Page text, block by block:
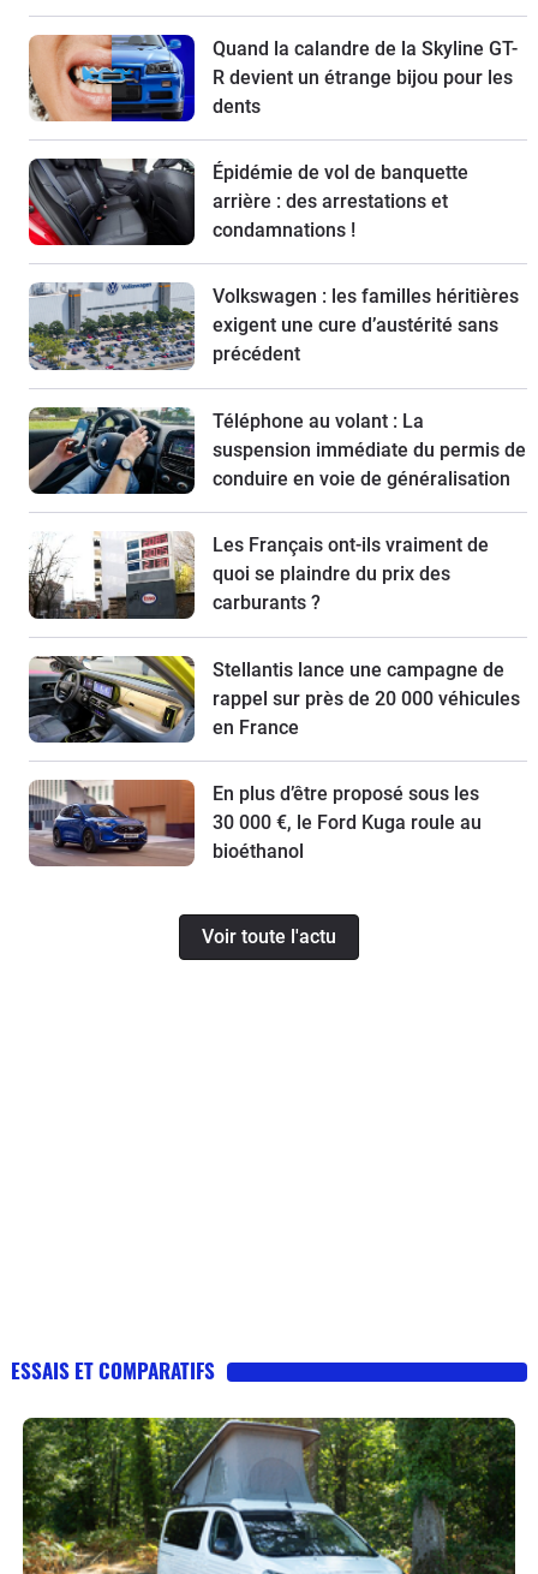
Quand la calandre de la Skyline GT-
R devient un étrange bijou pour les
dents
Épidémie de vol de banquette
arrière : des arrestations et
condamnations !
Volkswagen : les familles héritières
exigent une cure d’austérité sans
précédent
Téléphone au volant : La
suspension immédiate du permis de
conduire en voie de généralisation
Les Français ont-ils vraiment de
quoi se plaindre du prix des
carburants ?
Stellantis lance une campagne de
rappel sur près de 20 000 véhicules
en France
En plus d’être proposé sous les
30 000 €, le Ford Kuga roule au
bioéthanol
Voir toute l'actu
ESSAIS ET COMPARATIFS